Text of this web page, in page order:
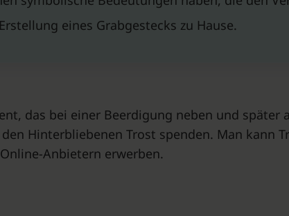
eines Grabgestecks zu Hause.
das bei einer Beerdigung neben und später
Hinterbliebenen Trost spenden. Man kann
Anbietern erwerben.